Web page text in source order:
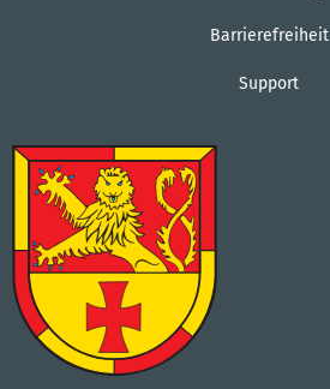
Barrierefreiheit
Support